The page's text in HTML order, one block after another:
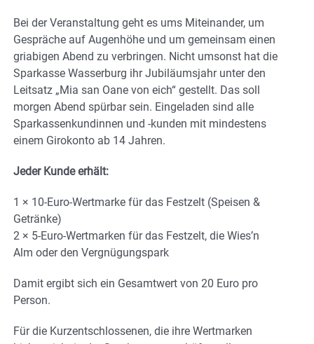
Bei der Veranstaltung geht es ums Miteinander, um
Gespräche auf Augenhöhe und um gemeinsam einen
griabigen Abend zu verbringen. Nicht umsonst hat die
Sparkasse Wasserburg ihr Jubiläumsjahr unter den
Leitsatz „Mia san Oane von eich“ gestellt. Das soll
morgen Abend spürbar sein. Eingeladen sind alle
Sparkassenkundinnen und -kunden mit mindestens
einem Girokonto ab 14 Jahren.
Jeder Kunde erhält:
1 × 10-Euro-Wertmarke für das Festzelt (Speisen &
Getränke)
2 × 5-Euro-Wertmarken für das Festzelt, die Wies’n
Alm oder den Vergnügungspark
Damit ergibt sich ein Gesamtwert von 20 Euro pro
Person.
Für die Kurzentschlossenen, die ihre Wertmarken